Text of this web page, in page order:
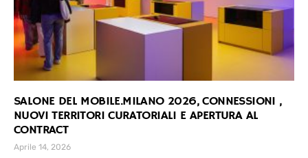
SALONE DEL MOBILE.MILANO 2026, CONNESSIONI ,
NUOVI TERRITORI CURATORIALI E APERTURA AL
CONTRACT
Aprile 14, 2026